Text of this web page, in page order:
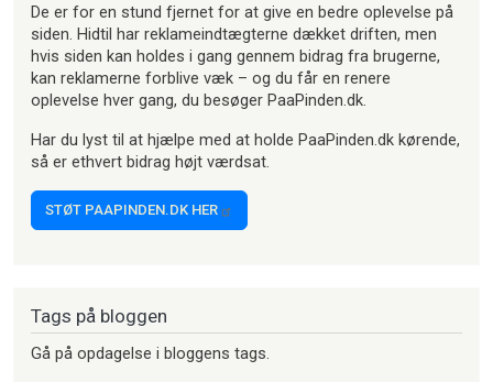
De er for en stund fjernet for at give en bedre oplevelse på
siden. Hidtil har reklameindtægterne dækket driften, men
hvis siden kan holdes i gang gennem bidrag fra brugerne,
kan reklamerne forblive væk – og du får en renere
oplevelse hver gang, du besøger PaaPinden.dk.
Har du lyst til at hjælpe med at holde PaaPinden.dk kørende,
så er ethvert bidrag højt værdsat.
STØT PAAPINDEN.DK HER
Tags på bloggen
Gå på opdagelse i bloggens tags.